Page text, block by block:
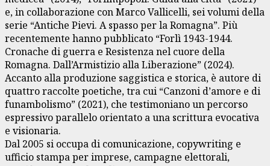
e, in collaborazione con Marco Vallicelli, sei volumi della
serie “Antiche Pievi. A spasso per la Romagna”. Più
recentemente hanno pubblicato “Forlì 1943-1944.
Cronache di guerra e Resistenza nel cuore della
Romagna. Dall’Armistizio alla Liberazione” (2024).
Accanto alla produzione saggistica e storica, è autore di
quattro raccolte poetiche, tra cui “Canzoni d’amore e di
funambolismo” (2021), che testimoniano un percorso
espressivo parallelo orientato a una scrittura evocativa
e visionaria.
Dal 2005 si occupa di comunicazione, copywriting e
ufficio stampa per imprese, campagne elettorali,